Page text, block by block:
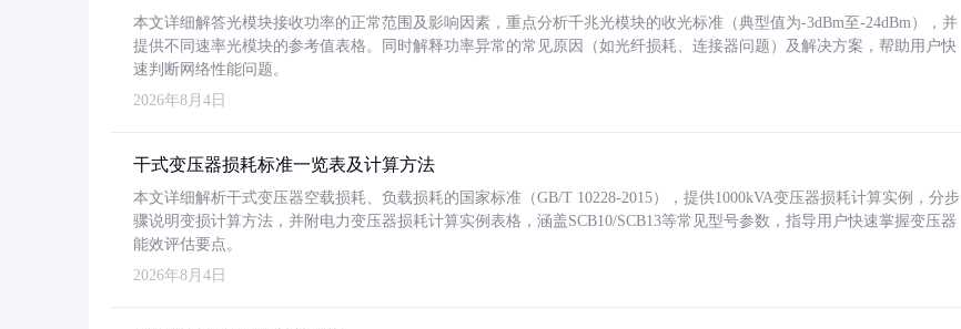
本文详细解答光模块接收功率的正常范围及影响因素，重点分析千兆光模块的收光标准（典型值为-3dBm至-24dBm），并
提供不同速率光模块的参考值表格。同时解释功率异常的常见原因（如光纤损耗、连接器问题）及解决方案，帮助用户快
速判断网络性能问题。
2026年8月4日
干式变压器损耗标准一览表及计算方法
本文详细解析干式变压器空载损耗、负载损耗的国家标准（GB/T 10228-2015），提供1000kVA变压器损耗计算实例，分步
骤说明变损计算方法，并附电力变压器损耗计算实例表格，涵盖SCB10/SCB13等常见型号参数，指导用户快速掌握变压器
能效评估要点。
2026年8月4日